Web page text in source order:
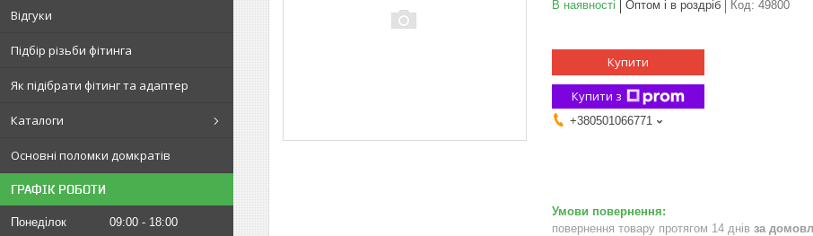
Відгуки
Підбір різьби фітинга
Як підібрати фітинг та адаптер
Каталоги
Основні поломки домкратів
ГРАФІК РОБОТИ
Понеділок 09:00
18:00
В наявності Оптом і в роздріб Код: 49800
Купити
Купити з
+380501066771
повернення товару протягом 14 днів за